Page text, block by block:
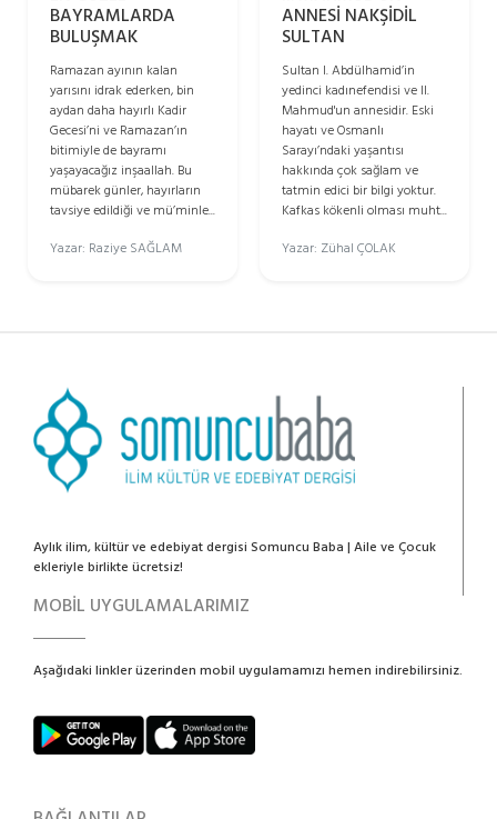
BAYRAMLARDA
BULUŞMAK
Ramazan ayının kalan
yarısını idrak ederken, bin
aydan daha hayırlı Kadir
Gecesi’ni ve Ramazan’ın
bitimiyle de bayramı
yaşayacağız inşaallah. Bu
mübarek günler, hayırların
tavsiye edildiği ve mü’minle...
Yazar: Raziye SAĞLAM
ANNESİ NAKŞİDİL
SULTAN
Sultan I. Abdülhamid’in
yedinci kadınefendisi ve II.
Mahmud'un annesidir. Eski
hayatı ve Osmanlı
Sarayı’ndaki yaşantısı
hakkında çok sağlam ve
tatmin edici bir bilgi yoktur.
Kafkas kökenli olması muht...
Yazar: Zühal ÇOLAK
Aylık ilim, kültür ve edebiyat dergisi Somuncu Baba | Aile ve Çocuk
ekleriyle birlikte ücretsiz!
MOBİL UYGULAMALARIMIZ
Aşağıdaki linkler üzerinden mobil uygulamamızı hemen indirebilirsiniz.